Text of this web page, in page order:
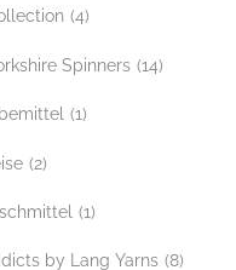
(4)
Spinners (14)
(1)
(2)
(1)
by Lang Yarns (8)